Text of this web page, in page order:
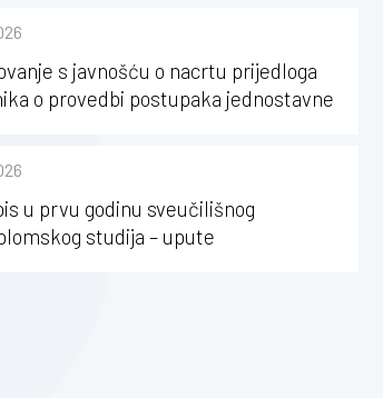
s javnošću o nacrtu prijedloga
o provedbi postupaka jednostavne
u Osijeku
u prvu godinu sveučilišnog
studija – upute